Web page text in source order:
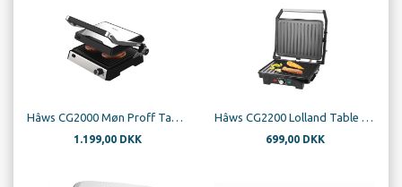
Hâws CG2000 Møn Proff Table Grill / Panini Grill 2000W ILAG
1.199,00 DKK
Hâws CG2200 Lolland Table Grill / Panini Grill 2200W ILAG
699,00 DKK